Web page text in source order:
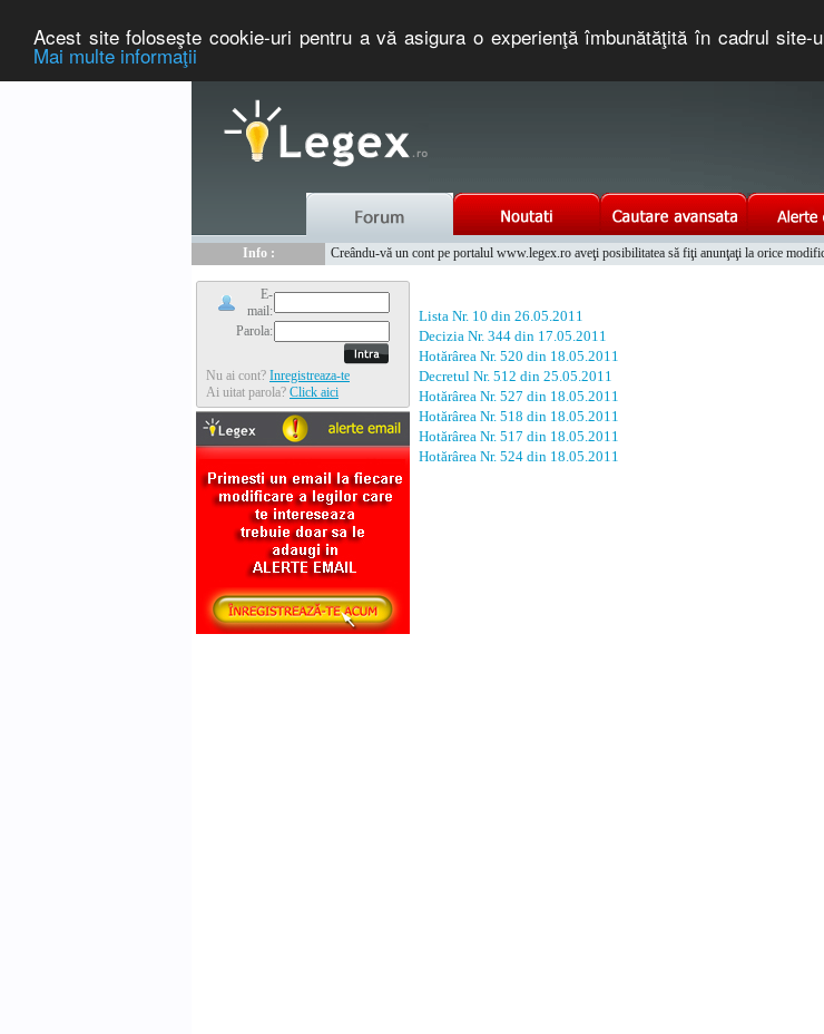
Acest site foloseşte cookie-uri pentru a vă asigura o experienţă îmbunătăţită în cadrul site-
Mai multe informaţii
Info :
Creându-vă un cont pe portalul www.legex.ro aveţi posibilitatea să fiţi anunţaţi la orice
E-
mail:
Parola:
Nu ai cont? Inregistreaza-te
Ai uitat parola? Click aici
Lista Nr. 10 din 26.05.2011
Decizia Nr. 344 din 17.05.2011
Hotărârea Nr. 520 din 18.05.2011
Decretul Nr. 512 din 25.05.2011
Hotărârea Nr. 527 din 18.05.2011
Hotărârea Nr. 518 din 18.05.2011
Hotărârea Nr. 517 din 18.05.2011
Hotărârea Nr. 524 din 18.05.2011